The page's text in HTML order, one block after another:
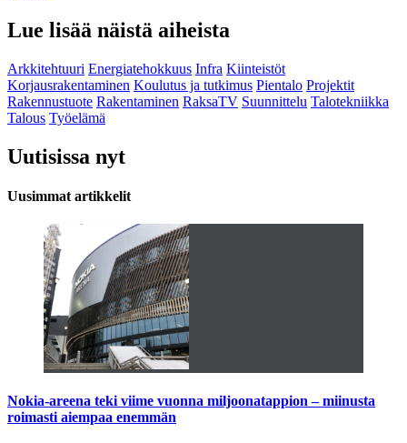
Lue lisää näistä aiheista
Arkkitehtuuri Energiatehokkuus Infra Kiinteistöt
Korjausrakentaminen Koulutus ja tutkimus Pientalo Projektit
Rakennustuote Rakentaminen RaksaTV Suunnittelu Talotekniikka
Talous Työelämä
Uutisissa nyt
Uusimmat artikkelit
Nokia-areena teki viime vuonna miljoonatappion – miinusta
roimasti aiempaa enemmän